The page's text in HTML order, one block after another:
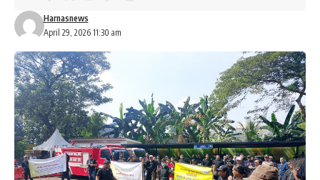
April 29, 2026 11:30 am
Harnasnews